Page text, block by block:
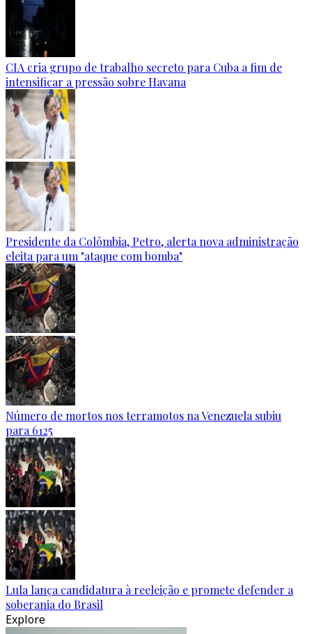
CIA cria grupo de trabalho secreto para Cuba a fim de
intensificar a pressão sobre Havana
Presidente da Colômbia, Petro, alerta nova administração
eleita para um "ataque com bomba"
Número de mortos nos terramotos na Venezuela subiu
para 6125
Lula lança candidatura à reeleição e promete defender a
soberania do Brasil
Explore